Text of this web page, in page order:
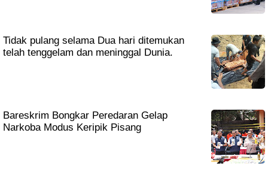
Tidak pulang selama Dua hari ditemukan
telah tenggelam dan meninggal Dunia.
Bareskrim Bongkar Peredaran Gelap
Narkoba Modus Keripik Pisang